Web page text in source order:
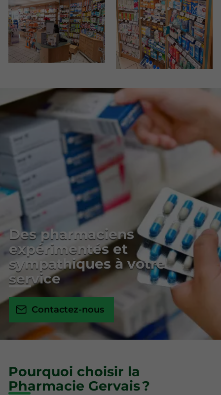
Des pharmaciens
expérimentés et
sympathiques à votre
service
Contactez-nous
Pourquoi choisir la
Pharmacie Gervais ?